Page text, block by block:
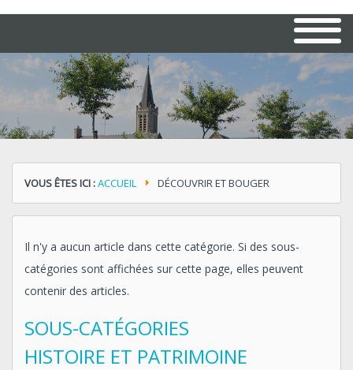
VOUS ÊTES ICI :ACCUEIL DÉCOUVRIR ET BOUGER
Il n'y a aucun article dans cette catégorie. Si des sous-
catégories sont affichées sur cette page, elles peuvent
contenir des articles.
SOUS-CATÉGORIES
HISTOIRE ET PATRIMOINE